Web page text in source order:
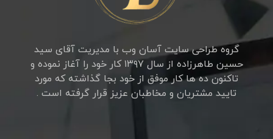
گروه طراحی سایت آسان وب با مدیریت آقای سید
حسین طاهرزاده از سال ۱۳۹۷ کار خود را آغاز نموده و
تاکنون ده ها کار موفق از خود بجا گذاشته که مورد
تایید مشتریان و مخاطبان عزیز قرار گرفته است .